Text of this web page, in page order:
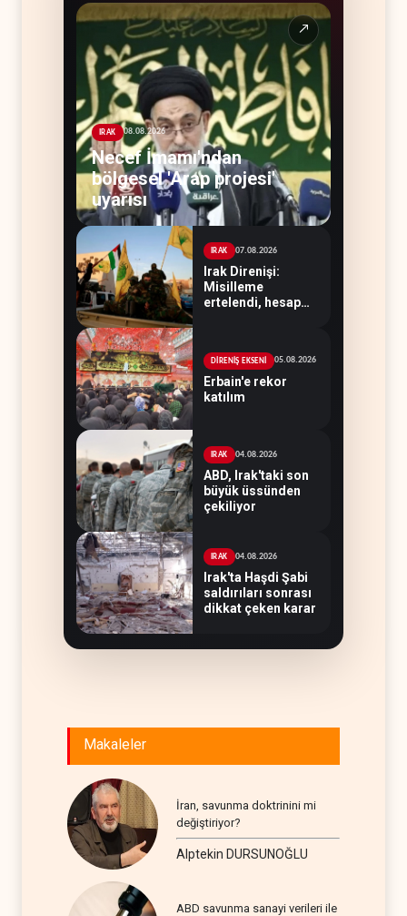
↗
IRAK 08.08.2026
Necef İmamı'ndan
bölgesel 'Arap projesi'
uyarısı
IRAK 07.08.2026
Irak Direnişi:
Misilleme
ertelendi, hesap
DİRENİŞ EKSENİ 05.08.2026
Erbain'e rekor
katılım
IRAK 04.08.2026
ABD, Irak'taki son
büyük üssünden
çekiliyor
IRAK 04.08.2026
Irak'ta Haşdi Şabi
saldırıları sonrası
dikkat çeken karar
Makaleler
İran, savunma doktrinini mi
değiştiriyor?
Alptekin DURSUNOĞLU
ABD savunma sanayi verileri ile